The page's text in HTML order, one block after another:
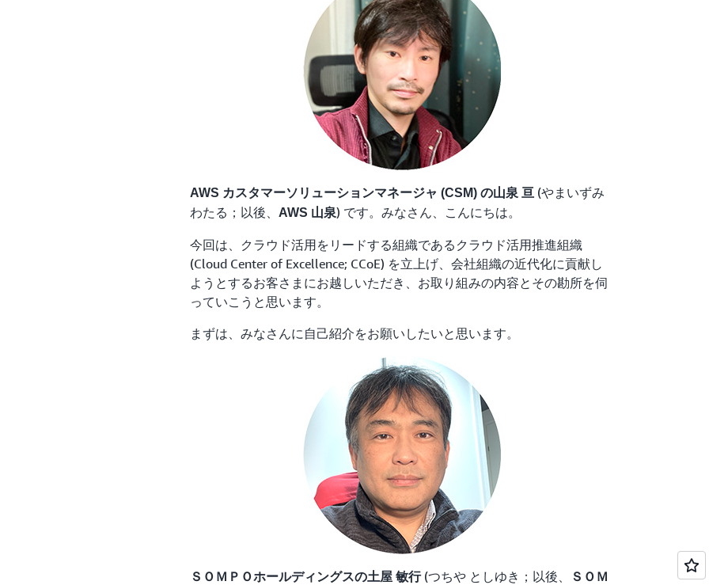
AWS カスタマーソリューションマネージャ (CSM) の山泉 亘 (やまいずみ
わたる；以後、
AWS 山泉) です。みなさん、こんにちは。
今回は、クラウド活用をリードする組織であるクラウド活用推進組織
(Cloud Center of Excellence; CCoE) を立上げ、会社組織の近代化に貢献し
ようとするお客さまにお越しいただき、お取り組みの内容とその勘所を伺
っていこうと思います。
まずは、みなさんに自己紹介をお願いしたいと思います。
ＳＯＭＰＯホールディングスの土屋 敏行 (つちや としゆき；以後、
ＳＯＭ